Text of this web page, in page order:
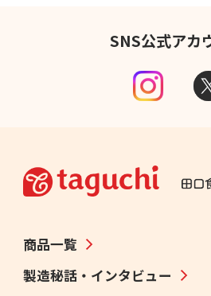
SNS公式アカ
商品一覧
製造秘話・インタビュー